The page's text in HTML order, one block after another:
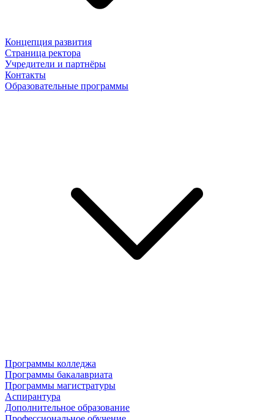
Концепция развития
Страница ректора
Учредители и партнёры
Контакты
Образовательные программы
Программы колледжа
Программы бакалавриата
Программы магистратуры
Аспирантура
Дополнительное образование